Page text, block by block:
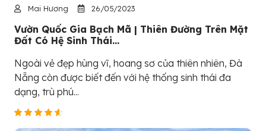
Mai Hương 26/05/2023
Vườn Quốc Gia Bạch Mã | Thiên Đường Trên Mặt
Đất Có Hệ Sinh Thái...
Ngoài vẻ đẹp hùng vĩ, hoang sơ của thiên nhiên, Đà
Nẵng còn được biết đến với hệ thống sinh thái đa
dạng, trù phú...